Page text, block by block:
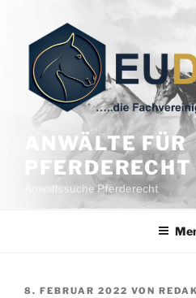
springen
ANWÄLTE FÜR
PFERDERECHT
Anwaltssuche Pferderecht
VERÖFFENTLICHT
8. FEBRUAR 2022 VON